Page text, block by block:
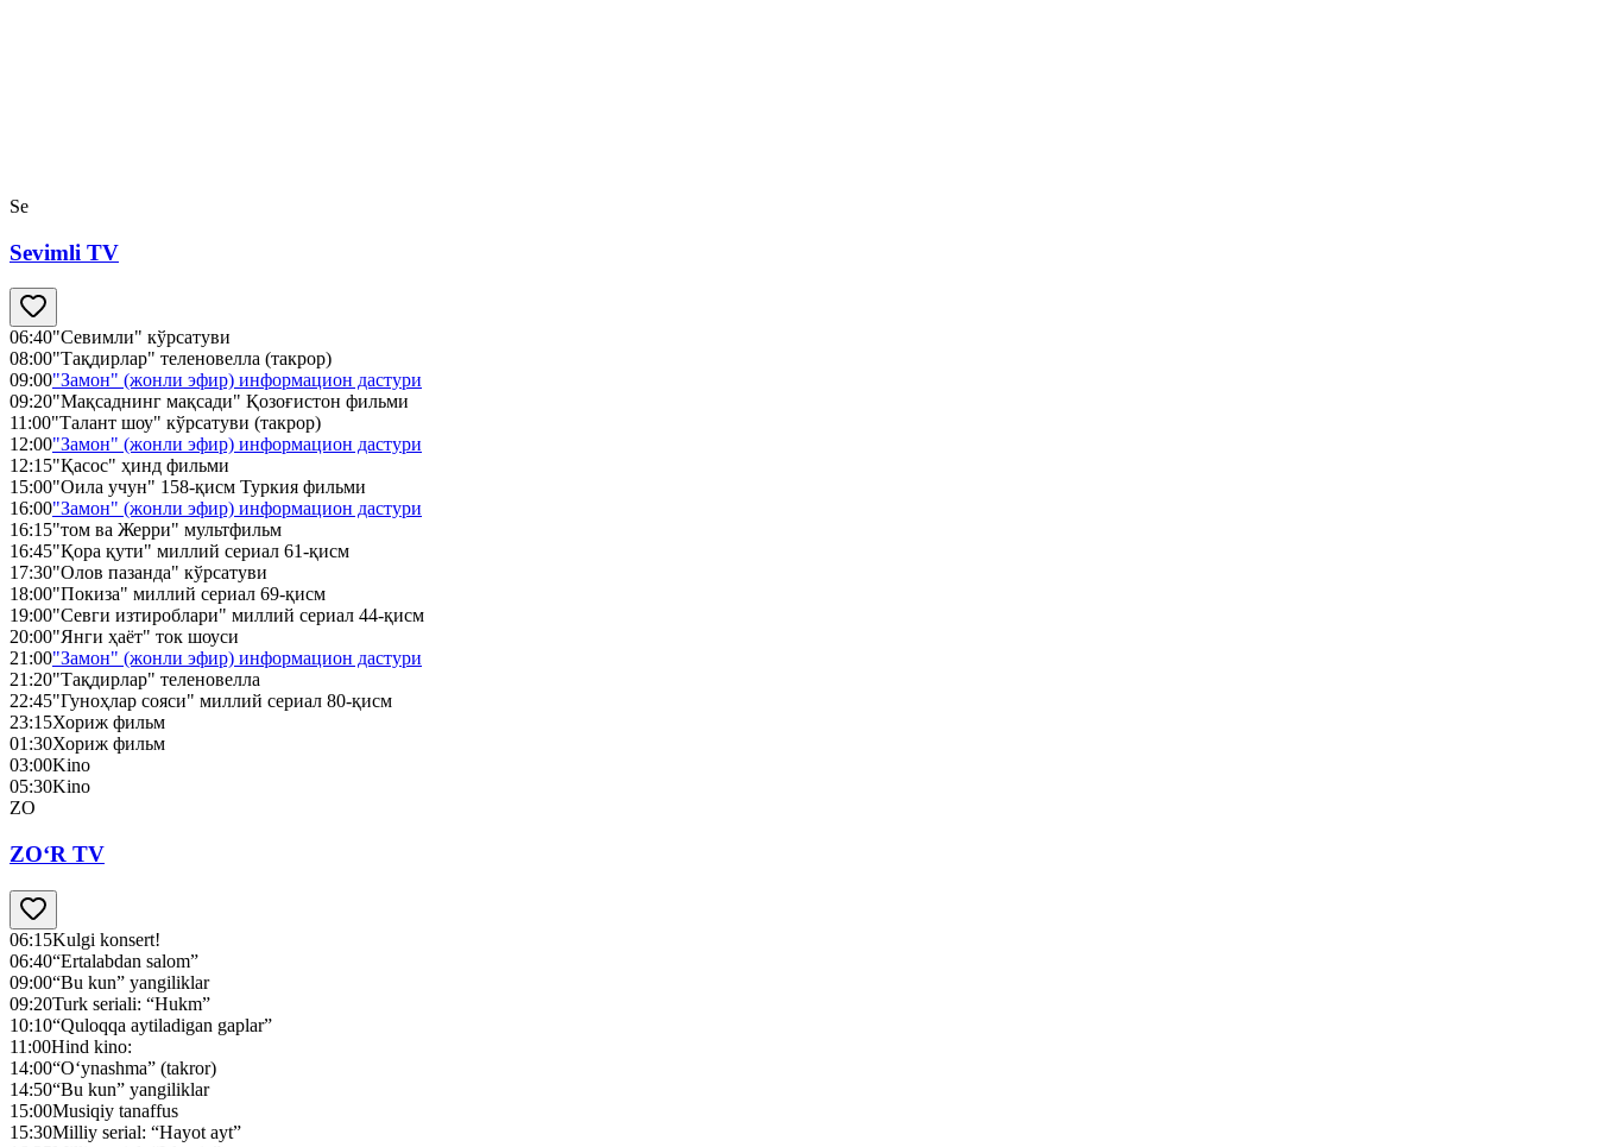
Se
Sevimli TV
06:40"Севимли" кўрсатуви
08:00"Тақдирлар" теленовелла (такрор)
09:00"Замон" (жонли эфир) информацион дастури
09:20"Мақсаднинг мақсади" Қозоғистон фильми
11:00"Талант шоу" кўрсатуви (такрор)
12:00"Замон" (жонли эфир) информацион дастури
12:15"Қасос" ҳинд фильми
15:00"Оила учун" 158-қисм Туркия фильми
16:00"Замон" (жонли эфир) информацион дастури
16:15"том ва Жерри" мультфильм
16:45"Қора қути" миллий сериал 61-қисм
17:30"Олов пазанда" кўрсатуви
18:00"Покиза" миллий сериал 69-қисм
19:00"Севги изтироблари" миллий сериал 44-қисм
20:00"Янги ҳаёт" ток шоуси
21:00"Замон" (жонли эфир) информацион дастури
21:20"Тақдирлар" теленовелла
22:45"Гуноҳлар сояси" миллий сериал 80-қисм
23:15Хориж фильм
01:30Хориж фильм
03:00Kino
05:30Kino
ZO
ZO‘R TV
06:15Kulgi konsert!
06:40“Ertalabdan salom”
09:00“Bu kun” yangiliklar
09:20Turk seriali: “Hukm”
10:10“Quloqqa aytiladigan gaplar”
11:00Hind kino:
14:00“O‘ynashma” (takror)
14:50“Bu kun” yangiliklar
15:00Musiqiy tanaffus
15:30Milliy serial: “Hayot ayt”